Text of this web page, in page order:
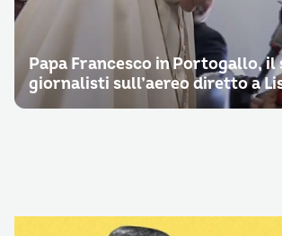
Papa Francesco in Portogallo, il
giornalisti sull’aereo diretto a